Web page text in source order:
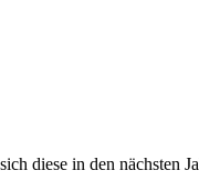
diese in den nächsten